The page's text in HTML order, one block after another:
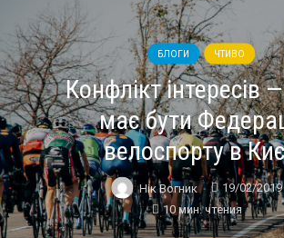
БЛОГИ ЧТИВО
Конфлікт інтересів
має бути
велоспорту в
Нік Вогник
19/02/2019
10 мин. чтения